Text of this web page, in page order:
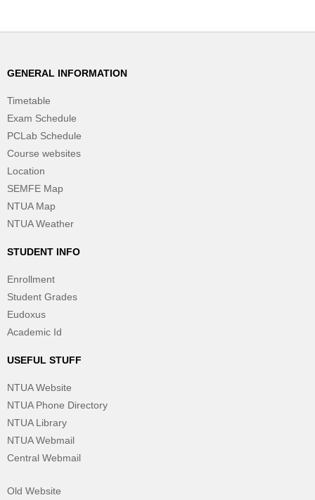
GENERAL INFORMATION
Timetable
Exam Schedule
PCLab Schedule
Course websites
Location
SEMFE Map
NTUA Map
NTUA Weather
STUDENT INFO
Enrollment
Student Grades
Eudoxus
Academic Id
USEFUL STUFF
NTUA Website
NTUA Phone Directory
NTUA Library
NTUA Webmail
Central Webmail
Old Website